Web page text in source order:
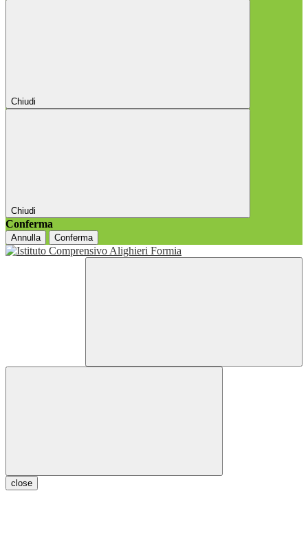
Chiudi
Chiudi
Conferma
Annulla Conferma
close